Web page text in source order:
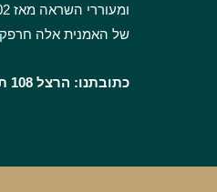
של האמנית אלה
כתובתנו: הרצל 108 תל אביב